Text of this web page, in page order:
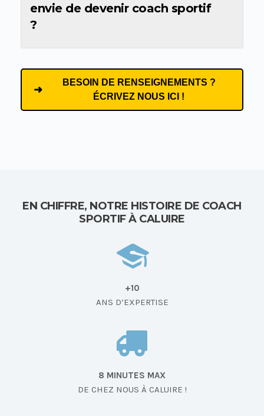
envie de devenir coach sportif
?
BESOIN DE RENSEIGNEMENTS ?
ÉCRIVEZ NOUS ICI !
EN CHIFFRE, NOTRE HISTOIRE DE COACH
SPORTIF À CALUIRE
+10
ANS D’EXPERTISE
8 MINUTES MAX
DE CHEZ NOUS À CALUIRE !